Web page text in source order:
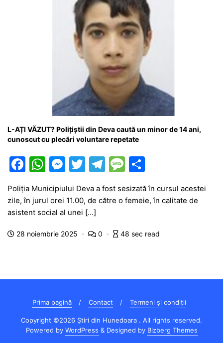
L-AȚI VĂZUT? Polițiștii din Deva caută un minor de 14 ani,
cunoscut cu plecări voluntare repetate
F
c
e
b
k
W
h
at
s
A
M
e
s
s
e
er
T
itt
er
T
e
a
m
M
e
s
a
ar
ta
a
Poliția Municipiului Deva a fost sesizată în cursul acestei
zile, în jurul orei 11.00, de către o femeie, în calitate de
asistent social al unei […]
28 noiembrie 2025 0 48 sec read
Prima pagină Contact Termeni și condiții
Copyright ©2026 Știri din Hunedoara . All rights reserved.
Powered by WordPress & Designed by Bizberg Themes